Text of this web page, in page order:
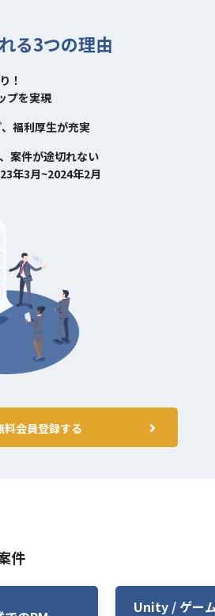
る3つの理由
！
プを実現
福利厚生が充実
案件が途切れない
年3月~2024年2月
料会員登録する
件
Unity / ゲー